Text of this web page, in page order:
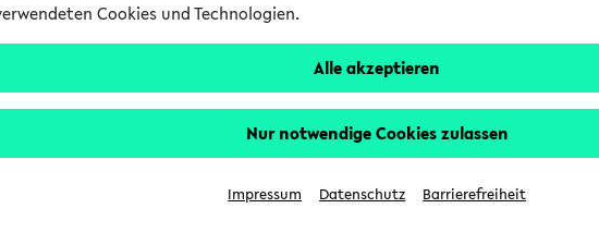
Studium
Kontakt
Cookies und Technologien.
Alle akzeptieren
Nur notwendige Cookies zulassen
Impressum Datenschutz Barrierefreiheit